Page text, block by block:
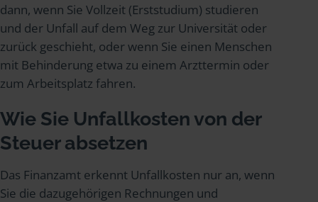
dann, wenn Sie Vollzeit (Erststudium) studieren
und der Unfall auf dem Weg zur Universität oder
zurück geschieht, oder wenn Sie einen Menschen
mit Behinderung etwa zu einem Arzttermin oder
zum Arbeitsplatz fahren.
Wie Sie Unfallkosten von der
Steuer absetzen
Das Finanzamt erkennt Unfallkosten nur an, wenn
Sie die dazugehörigen Rechnungen und